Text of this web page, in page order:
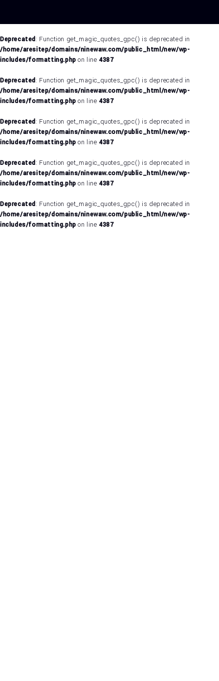
Deprecated: Function get_magic_quotes_gpc() is deprecated in
/home/aresitep/domains/ninewaw.com/public_html/new/wp-
includes/formatting.php on line 4387
Deprecated: Function get_magic_quotes_gpc() is deprecated in
/home/aresitep/domains/ninewaw.com/public_html/new/wp-
includes/formatting.php on line 4387
Deprecated: Function get_magic_quotes_gpc() is deprecated in
/home/aresitep/domains/ninewaw.com/public_html/new/wp-
includes/formatting.php on line 4387
Deprecated: Function get_magic_quotes_gpc() is deprecated in
/home/aresitep/domains/ninewaw.com/public_html/new/wp-
includes/formatting.php on line 4387
Deprecated: Function get_magic_quotes_gpc() is deprecated in
/home/aresitep/domains/ninewaw.com/public_html/new/wp-
includes/formatting.php on line 4387